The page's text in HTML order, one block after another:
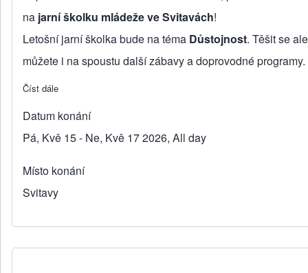
na jarní školku mládeže ve Svitavách!
Letošní jarní školka bude na téma Důstojnost. Těšit se ale
můžete i na spoustu další zábavy a doprovodné programy.
Číst dále
Datum konání
Pá, Kvě 15 - Ne, Kvě 17 2026, All day
Místo konání
Svitavy